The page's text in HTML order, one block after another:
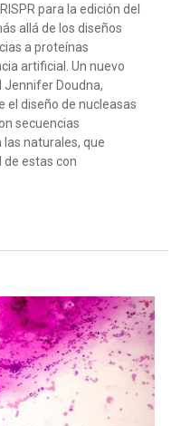
para la edición del
allá de los diseños
a proteínas
artificial. Un nuevo
Jennifer Doudna,
el diseño de nucleasas
secuencias
naturales, que
de estas con